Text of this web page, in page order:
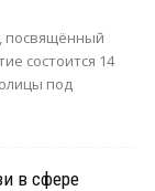
посвящённый
состоится 14
под
в сфере